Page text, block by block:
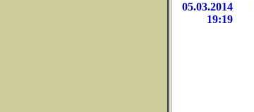
05.03.2014
19:19